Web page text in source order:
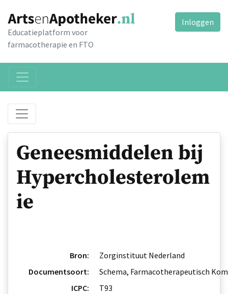
Educatieplatform voor
farmacotherapie en FTO
Inloggen
Geneesmiddelen bij
Hypercholesterolem
ie
Bron:
Zorginstituut Nederland
Documentsoort:
Schema, Farmacotherapeutisch
ICPC:
T93